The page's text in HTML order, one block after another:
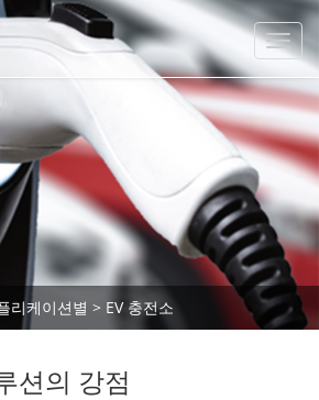
리케이션별 > EV 충전소
션의 강점